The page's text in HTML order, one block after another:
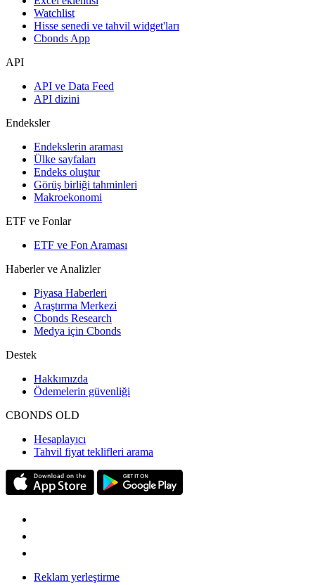
Watchlist
Hisse senedi ve tahvil widget'ları
Cbonds App
API
API ve Data Feed
API dizini
Endeksler
Endekslerin araması
Ülke sayfaları
Endeks oluştur
Görüş birliği tahminleri
Makroekonomi
ETF ve Fonlar
ETF ve Fon Araması
Haberler ve Analizler
Piyasa Haberleri
Araştırma Merkezi
Cbonds Research
Medya için Cbonds
Destek
Hakkımızda
Ödemelerin güvenliği
CBONDS OLD
Hesaplayıcı
Tahvil fiyat teklifleri arama
Reklam yerleştirme